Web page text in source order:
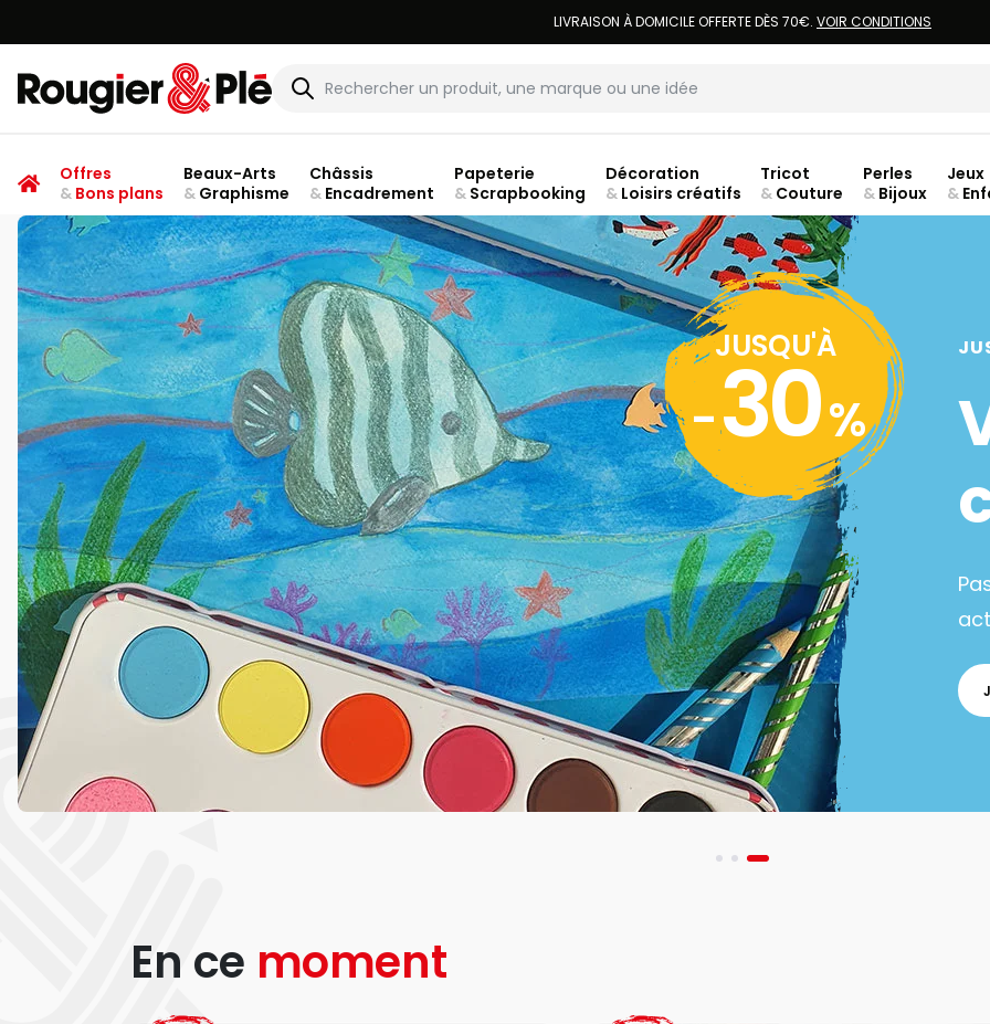
LIVRAISON À DOMICILE OFFERTE DÈS 70€. VOIR CONDITIONS
Rougier & Plé
Offres
&Bons plans
Beaux-Arts
&Graphisme
Châssis
&Encadrement
Papeterie
&Scrapbooking
Décoration
&Loisirs créatifs
Tricot
& Couture
Perles
& Bijoux
Jeux
&
JUSQU'À
-30%
En ce moment